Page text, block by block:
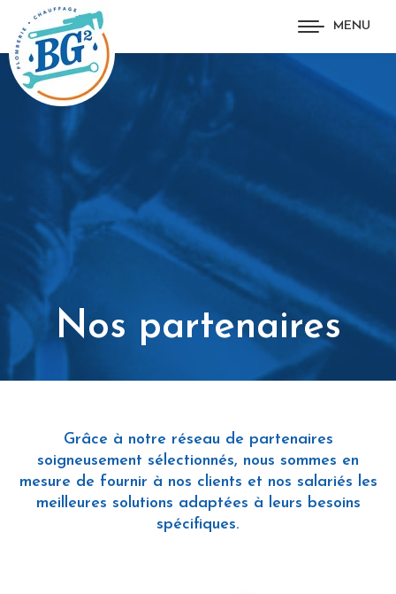
MENU
Nos partenaires
Grâce à notre réseau de partenaires
soigneusement sélectionnés, nous sommes en
mesure de fournir à nos clients et nos salariés les
meilleures solutions adaptées à leurs besoins
spécifiques.